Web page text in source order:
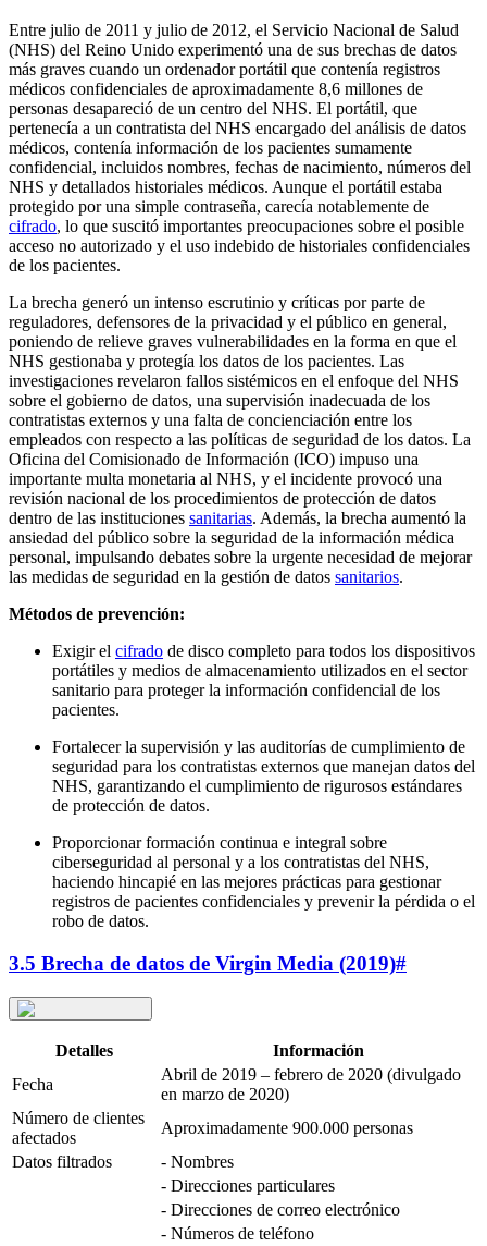
Entre julio de 2011 y julio de 2012, el Servicio Nacional de Salud
(NHS) del Reino Unido experimentó una de sus brechas de datos
más graves cuando un ordenador portátil que contenía registros
médicos confidenciales de aproximadamente 8,6 millones de
personas desapareció de un centro del NHS. El portátil, que
pertenecía a un contratista del NHS encargado del análisis de datos
médicos, contenía información de los pacientes sumamente
confidencial, incluidos nombres, fechas de nacimiento, números del
NHS y detallados historiales médicos. Aunque el portátil estaba
protegido por una simple contraseña, carecía notablemente de
cifrado, lo que suscitó importantes preocupaciones sobre el posible
acceso no autorizado y el uso indebido de historiales confidenciales
de los pacientes.
La brecha generó un intenso escrutinio y críticas por parte de
reguladores, defensores de la privacidad y el público en general,
poniendo de relieve graves vulnerabilidades en la forma en que el
NHS gestionaba y protegía los datos de los pacientes. Las
investigaciones revelaron fallos sistémicos en el enfoque del NHS
sobre el gobierno de datos, una supervisión inadecuada de los
contratistas externos y una falta de concienciación entre los
empleados con respecto a las políticas de seguridad de los datos. La
Oficina del Comisionado de Información (ICO) impuso una
importante multa monetaria al NHS, y el incidente provocó una
revisión nacional de los procedimientos de protección de datos
dentro de las instituciones sanitarias. Además, la brecha aumentó la
ansiedad del público sobre la seguridad de la información médica
personal, impulsando debates sobre la urgente necesidad de mejorar
las medidas de seguridad en la gestión de datos sanitarios.
Métodos de prevención:
Exigir el cifrado de disco completo para todos los dispositivos
portátiles y medios de almacenamiento utilizados en el sector
sanitario para proteger la información confidencial de los
pacientes.
Fortalecer la supervisión y las auditorías de cumplimiento de
seguridad para los contratistas externos que manejan datos del
NHS, garantizando el cumplimiento de rigurosos estándares
de protección de datos.
Proporcionar formación continua e integral sobre
ciberseguridad al personal y a los contratistas del NHS,
haciendo hincapié en las mejores prácticas para gestionar
registros de pacientes confidenciales y prevenir la pérdida o el
robo de datos.
3.5 Brecha de datos de Virgin Media (2019)#
Detalles
Información
Fecha
Abril de 2019 – febrero de 2020 (divulgado
en marzo de 2020)
Número de clientes
afectados
Aproximadamente 900.000 personas
Datos filtrados
- Nombres
- Direcciones particulares
- Direcciones de correo electrónico
- Números de teléfono